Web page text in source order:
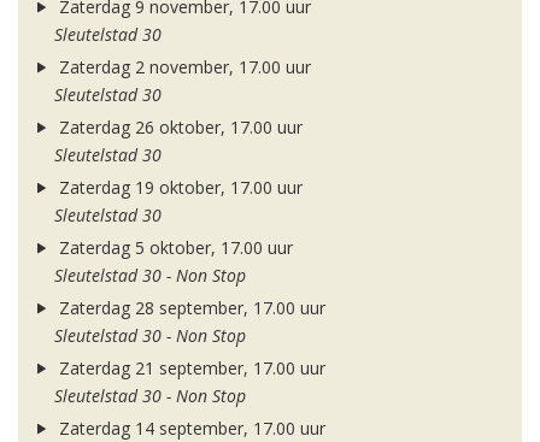
Zaterdag 9 november, 17.00 uur
Sleutelstad 30
Zaterdag 2 november, 17.00 uur
Sleutelstad 30
Zaterdag 26 oktober, 17.00 uur
Sleutelstad 30
Zaterdag 19 oktober, 17.00 uur
Sleutelstad 30
Zaterdag 5 oktober, 17.00 uur
Sleutelstad 30 - Non Stop
Zaterdag 28 september, 17.00 uur
Sleutelstad 30 - Non Stop
Zaterdag 21 september, 17.00 uur
Sleutelstad 30 - Non Stop
Zaterdag 14 september, 17.00 uur